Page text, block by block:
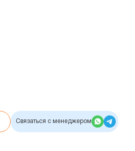
Связаться с менеджером